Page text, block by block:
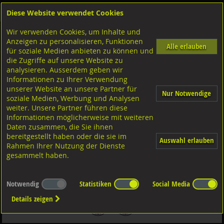
Shop Sicherungselemente Klemmscheiben-Sicherungsringe
Sicherungsringe für Bohrung
Stahl blank
Sicherungsringe für Bohrungen, DIN472 FST schwarz 102
Diese Website verwendet Cookies
Wir verwenden Cookies, um Inhalte und
Anzeigen zu personalisieren, Funktionen
für soziale Medien anbieten zu können und
die Zugriffe auf unsere Website zu
analysieren. Ausserdem geben wir
Informationen zu Ihrer Verwendung
unserer Website an unsere Partner für
soziale Medien, Werbung und Analysen
weiter. Unsere Partner führen diese
Informationen möglicherweise mit weiteren
Daten zusammen, die Sie ihnen
bereitgestellt haben oder die sie im
Rahmen Ihrer Nutzung der Dienste
gesammelt haben.
Alle erlauben
Nur Notwendige
Auswahl erlauben
Notwendig Statistiken
Social Media
Details zeigen